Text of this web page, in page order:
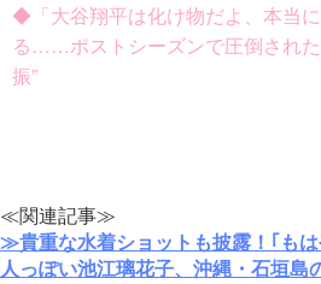
◆「大谷翔平は化け物だよ、本当
る……ポストシーズンで圧倒され
振”
≪関連記事≫
≫貴重な水着ショットも披露！｢も
人っぽい池江璃花子、沖縄・石垣島